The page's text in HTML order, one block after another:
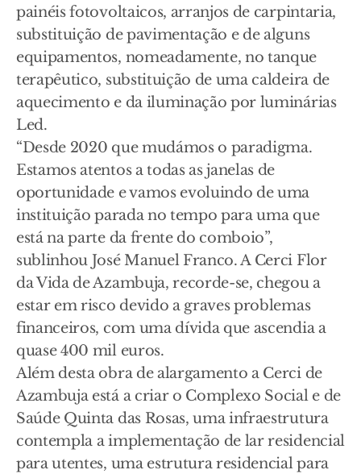
painéis fotovoltaicos, arranjos de carpintaria,
substituição de pavimentação e de alguns
equipamentos, nomeadamente, no tanque
terapêutico, substituição de uma caldeira de
aquecimento e da iluminação por luminárias
Led.
“Desde 2020 que mudámos o paradigma.
Estamos atentos a todas as janelas de
oportunidade e vamos evoluindo de uma
instituição parada no tempo para uma que
está na parte da frente do comboio”,
sublinhou José Manuel Franco. A Cerci Flor
da Vida de Azambuja, recorde-se, chegou a
estar em risco devido a graves problemas
financeiros, com uma dívida que ascendia a
quase 400 mil euros.
Além desta obra de alargamento a Cerci de
Azambuja está a criar o Complexo Social e de
Saúde Quinta das Rosas, uma infraestrutura
contempla a implementação de lar residencial
para utentes, uma estrutura residencial para